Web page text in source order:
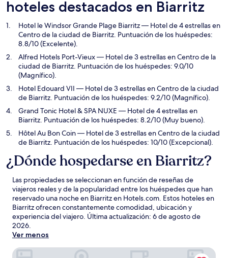
hoteles destacados en Biarritz
Hotel le Windsor Grande Plage Biarritz— Hotel de 4 estrellas en
Centro de la ciudad de Biarritz. Puntuación de los huéspedes:
8.8/10 (Excelente).
Alfred Hotels Port-Vieux— Hotel de 3 estrellas en Centro de la
ciudad de Biarritz. Puntuación de los huéspedes: 9.0/10
(Magnífico).
Hotel Edouard VII — Hotel de 3 estrellas en Centro de la ciudad
de Biarritz. Puntuación de los huéspedes: 9.2/10 (Magnífico).
Grand Tonic Hotel & SPA NUXE — Hotel de 4 estrellas en
Biarritz. Puntuación de los huéspedes: 8.2/10 (Muy bueno).
Hôtel Au Bon Coin— Hotel de 3 estrellas en Centro de la ciudad
de Biarritz. Puntuación de los huéspedes: 10/10 (Excepcional).
¿Dónde hospedarse en Biarritz?
Las propiedades se seleccionan en función de reseñas de
viajeros reales y de la popularidad entre los huéspedes que han
reservado una noche en Biarritz en Hotels.com. Estos hoteles en
Biarritz ofrecen constantemente comodidad, ubicación y
experiencia del viajero. Última actualización: 6 de agosto de
2026.
Ver menos
Hotel le Windsor Grande Plage Biarritz